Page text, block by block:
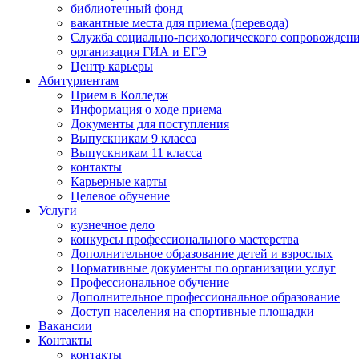
библиотечный фонд
вакантные места для приема (перевода)
Служба социально-психологического
организация ГИА и ЕГЭ
Центр карьеры
Абитуриентам
Прием в Колледж
Информация о ходе приема
Документы для поступления
Выпускникам 9 класса
Выпускникам 11 класса
контакты
Карьерные карты
Целевое обучение
Услуги
кузнечное дело
конкурсы профессионального мастерства
Дополнительное образование детей и взрослых
Нормативные документы по организации услуг
Профессиональное обучение
Дополнительное профессиональное образование
Доступ населения на спортивные площадки
Вакансии
Контакты
контакты